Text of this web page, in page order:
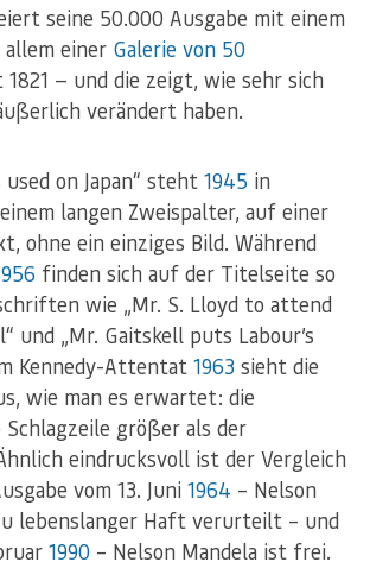
seine 50.000 Ausgabe mit einem
einer Galerie von 50
1821 — und die zeigt, wie sehr sich
verändert haben.
on Japan“ steht 1945 in
langen Zweispalter, auf einer
ohne ein einziges Bild. Während
finden sich auf der Titelseite so
wie „Mr. S. Lloyd to attend
und „Mr. Gaitskell puts Labour’s
Kennedy-Attentat 1963 sieht die
wie man es erwartet: die
größer als der
eindrucksvoll ist der Vergleich
vom 13. Juni 1964 – Nelson
lebenslanger Haft verurteilt – und
1990 – Nelson Mandela ist frei.